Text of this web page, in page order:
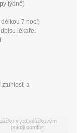
týdně)
délkou 7 nocí)
lékaře:
ztuhlosti a
Lůžko v jednolůžkovém
pokoji comfort